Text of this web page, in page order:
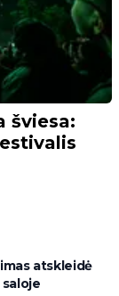
šviesa:
atskleidė